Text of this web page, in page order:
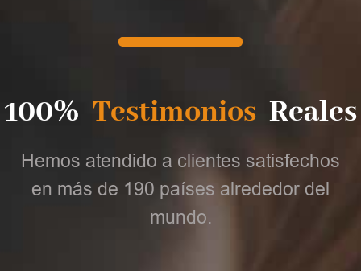
100% Testimonios Reales
Hemos atendido a clientes satisfechos
en más de 190 países alrededor del
mundo.